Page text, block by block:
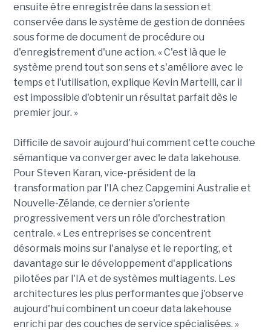
ensuite être enregistrée dans la session et
conservée dans le système de gestion de données
sous forme de document de procédure ou
d'enregistrement d'une action. « C'est là que le
système prend tout son sens et s'améliore avec le
temps et l'utilisation, explique Kevin Martelli, car il
est impossible d'obtenir un résultat parfait dès le
premier jour. »
Difficile de savoir aujourd'hui comment cette couche
sémantique va converger avec le data lakehouse.
Pour Steven Karan, vice-président de la
transformation par l'IA chez Capgemini Australie et
Nouvelle-Zélande, ce dernier s'oriente
progressivement vers un rôle d'orchestration
centrale. « Les entreprises se concentrent
désormais moins sur l'analyse et le reporting, et
davantage sur le développement d'applications
pilotées par l'IA et de systèmes multiagents. Les
architectures les plus performantes que j'observe
aujourd'hui combinent un coeur data lakehouse
enrichi par des couches de service spécialisées. »